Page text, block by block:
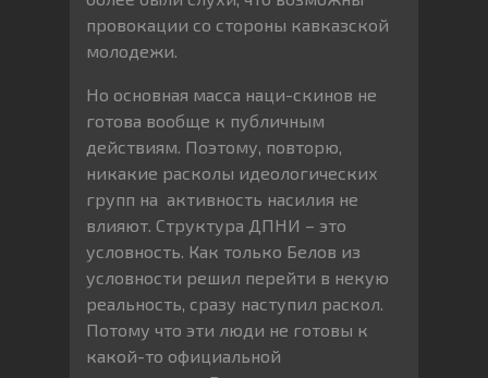
провокации со стороны кавказской
молодежи.
Но основная масса наци-скинов не
готова вообще к публичным
действиям. Поэтому, повторю,
никакие расколы идеологических
групп на активность насилия не
влияют. Структура ДПНИ – это
условность. Как только Белов из
условности решил перейти в некую
реальность, сразу наступил раскол.
Потому что эти люди не готовы к
какой-то официальной